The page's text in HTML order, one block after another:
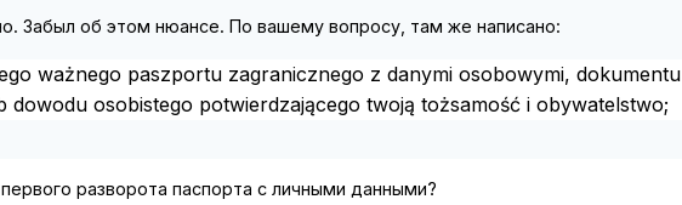
Забыл об этом нюансе. По вашему вопросу, там же написано:
ważnego paszportu zagranicznego z danymi osobowymi, dokumentu
dowodu osobistego potwierdzającego twoją tożsamość i obywatelstwo;
разворота паспорта с личными данными?